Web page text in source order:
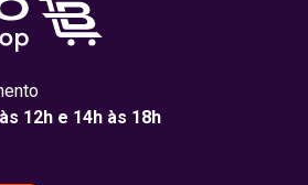
12h e 14h às 18h